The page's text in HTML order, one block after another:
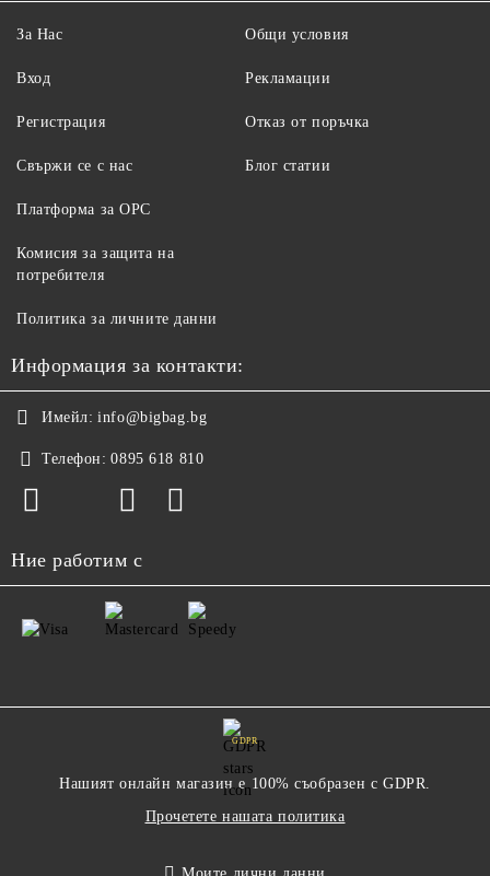
За Нас
Вход
Регистрация
Свържи се с нас
Общи условия
Рекламации
Отказ от поръчка
Блог статии
Платформа за ОРС
Комисия за защита на
потребителя
Политика за личните данни
Информация за контакти:
Имейл: info@bigbag.bg
Телефон: 0895 618 810
Ние работим с
GDPR
Нашият онлайн магазин е 100% съобразен с GDPR.
Прочетете нашата политика